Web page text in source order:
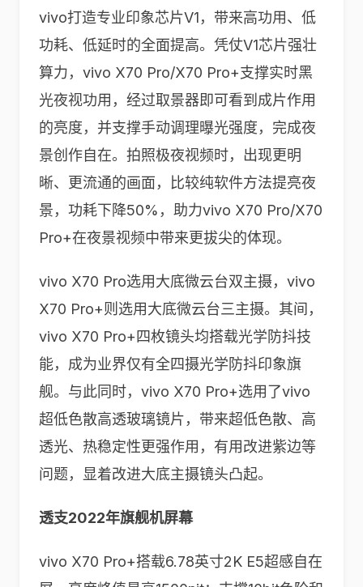
vivo打造专业印象芯片V1，带来高功用、低
功耗、低延时的全面提高。凭仗V1芯片强壮
算力，vivo X70 Pro/X70 Pro+支撑实时黑
光夜视功用，经过取景器即可看到成片作用
的亮度，并支撑手动调理曝光强度，完成夜
景创作自在。拍照极夜视频时，出现更明
晰、更流通的画面，比较纯软件方法提亮夜
景，功耗下降50%，助力vivo X70 Pro/X70
Pro+在夜景视频中带来更拔尖的体现。
vivo X70 Pro选用大底微云台双主摄，vivo
X70 Pro+则选用大底微云台三主摄。其间，
vivo X70 Pro+四枚镜头均搭载光学防抖技
能，成为业界仅有全四摄光学防抖印象旗
舰。与此同时，vivo X70 Pro+选用了vivo
超低色散高透玻璃镜片，带来超低色散、高
透光、热稳定性更强作用，有用改进紫边等
问题，显着改进大底主摄镜头凸起。
透支2022年旗舰机屏幕
vivo X70 Pro+搭载6.78英寸2K E5超感自在